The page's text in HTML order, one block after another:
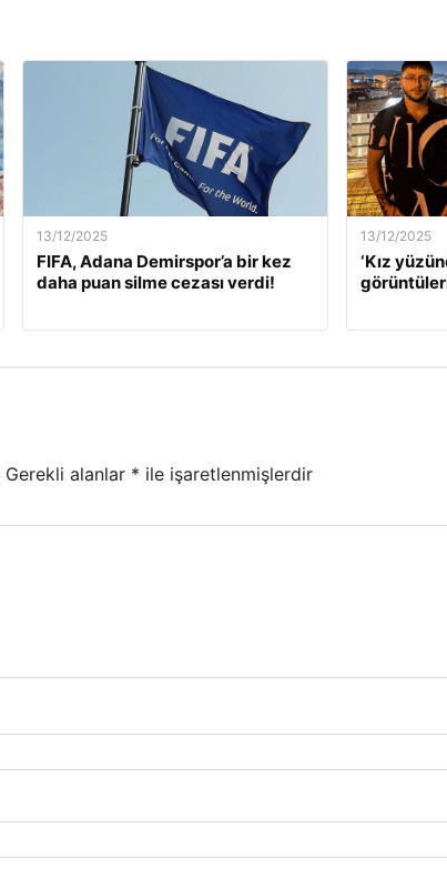
13/12/2025
FIFA, Adana Demirspor’a bir kez
daha puan silme cezası verdi!
13/12/2025
‘Kız
Gerekli alanlar * ile işaretlenmişlerdir